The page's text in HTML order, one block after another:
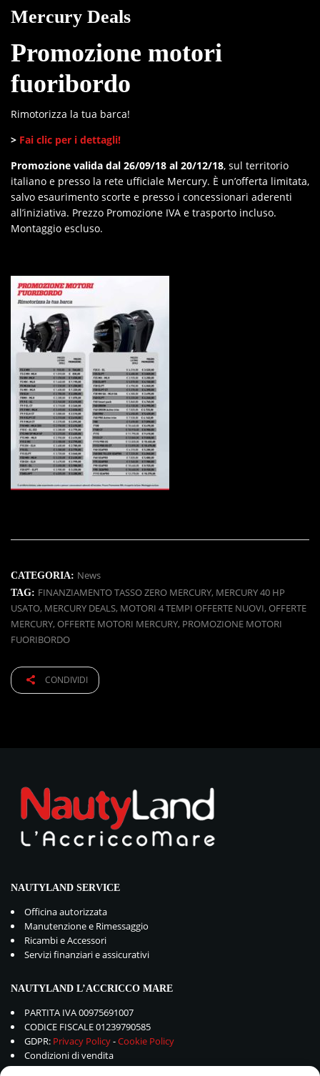
Mercury Deals
Promozione motori
fuoribordo
Rimotorizza la tua barca!
> Fai clic per i dettagli!
Promozione valida dal 26/09/18 al 20/12/18, sul territorio
italiano e presso la rete ufficiale Mercury. È un’offerta limitata,
salvo esaurimento scorte e presso i concessionari aderenti
all’iniziativa. Prezzo Promozione IVA e trasporto incluso.
Montaggio escluso.
CATEGORIA: News
TAG: FINANZIAMENTO TASSO ZERO MERCURY, MERCURY 40 HP
USATO, MERCURY DEALS, MOTORI 4 TEMPI OFFERTE NUOVI,OFFERTE
MERCURY,OFFERTE MOTORI MERCURY, PROMOZIONE MOTORI
FUORIBORDO
CONDIVIDI
NAUTYLAND SERVICE
Officina autorizzata
Manutenzione e Rimessaggio
Ricambi e Accessori
Servizi finanziari e assicurativi
NAUTYLAND L’ACCRICCO MARE
PARTITA IVA 00975691007
CODICE FISCALE 01239790585
GDPR: Privacy Policy-Cookie Policy
Condizioni di vendita